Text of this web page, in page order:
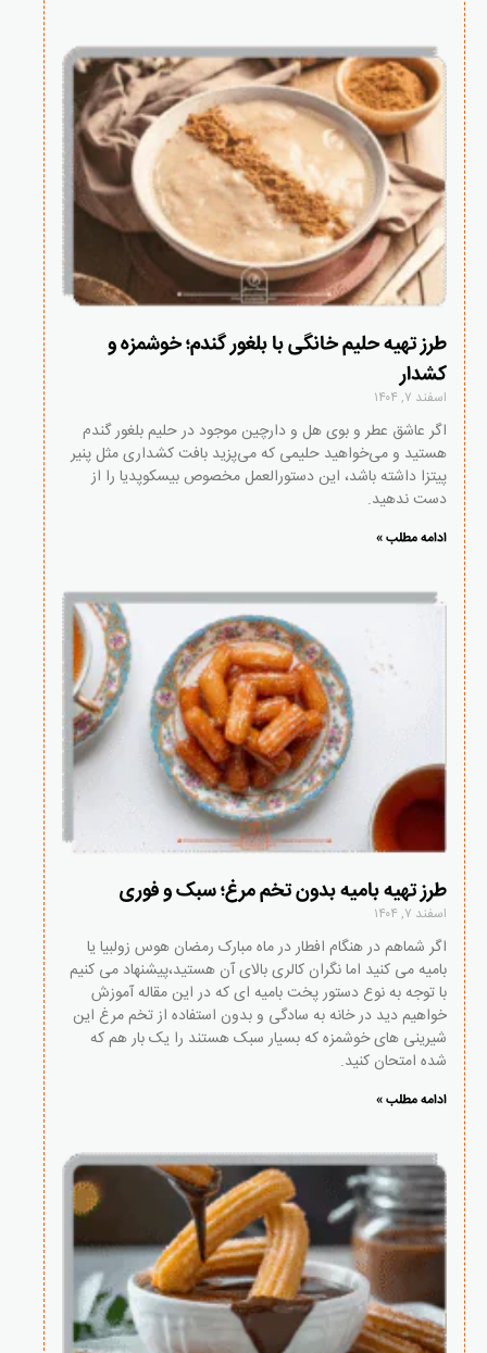
طرز تهیه حلیم خانگی با بلغور گندم؛ خوشمزه و
کشدار
اسفند ۷, ۱۴۰۴
اگر عاشق عطر و بوی هل و دارچین موجود در حلیم بلغور گندم
هستید و می‌خواهید حلیمی که می‌پزید بافت کشداری مثل پنیر
پیتزا داشته باشد، این دستورالعمل مخصوص بیسکوپدیا را از
دست ندهید.
ادامه مطلب »
طرز تهیه بامیه بدون تخم مرغ؛ سبک و فوری
اسفند ۷, ۱۴۰۴
اگر شماهم در هنگام افطار در ماه مبارک رمضان هوس زولبیا یا
بامیه می کنید اما نگران کالری بالای آن هستید،پیشنهاد می کنیم
با توجه به نوع دستور پخت بامیه ای که در این مقاله آموزش
خواهیم دید در خانه به سادگی و بدون استفاده از تخم مرغ این
شیرینی های خوشمزه که بسیار سبک هستند را یک بار هم که
شده امتحان کنید.
ادامه مطلب »